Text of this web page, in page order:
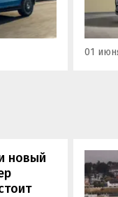
Роман
из
заказ
01
новый